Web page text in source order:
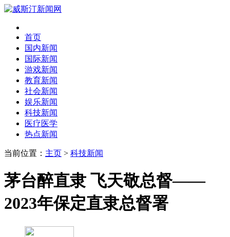
首页
国内新闻
国际新闻
游戏新闻
教育新闻
社会新闻
娱乐新闻
科技新闻
医疗医学
热点新闻
当前位置： 主页 > 科技新闻
茅台醉直隶 飞天敬总督——
2023年保定直隶总督署